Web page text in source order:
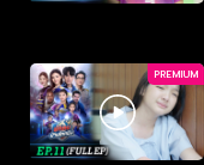
PREMIUM